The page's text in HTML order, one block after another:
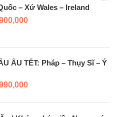
– Xứ Wales – Ireland
ÂU TẾT: Pháp – Thụy Sĩ – Ý